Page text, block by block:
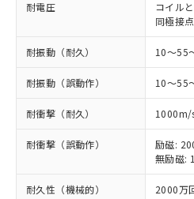
耐電圧
コイル
同極接
耐振動（耐久） 10～55
耐振動（誤動作） 10～55
耐衝撃（耐久） 1000m/
耐衝撃（誤動作） 励磁:
無励磁:
耐久性（機械的） 2000万
正式な納期状況お
様のお取引先、ま
ムロン制御機器販
ご相談ください。
オムロン制御機器
販売ネット
在庫状況および標
事前の承諾なく第
示しないようお願
マイパーツ機能（
ビス）をご利用い
ル) (DEHP)(別名：DOP)
ルベンジル（BBP） 1000ppm
（DBP） 1000ppm以下、フ
(DIBP) 1000ppm以下
但し、RoHS指令で産業用監視
適用除外項目は除く。
フタル酸エステル類の４物質に
※2 対応予定月
部品在庫の切り替え状
月が前後することがあり
DBP(フタル酸ジブチル) :
イソブチル) : 1000ppm、
ル) : 1000ppm、
DEHP(フタル酸ビス(2-エチル
※2 環境保護使用期限
「ｅ」：有害物質（10物
準値以下であることを示
「10」：通常の使用状
質が外部に漏えいし、
当社は規制貨物を
全に破砕するなど
いよう必要な手段
当社は貴社製品を
ル、化学兵器、生
武器並びにこれら
使用いたしません
当社は、貴社製品
場合は、上記1、2
該第三者に通知し
販売先および販売
法に輸出するおそ
一定数には満
－
在庫なし(最
いては、お客
たはお客様担
機器販売店・
認ください)
空
受注生産機種